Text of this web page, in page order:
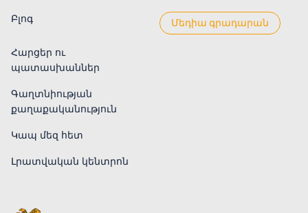
Բլոգ Մեդիա գրադարան
Հարցեր ու
պատասխաններ
Գաղտնիության
քաղաքականություն
Կապ մեզ հետ
Լրատվական կենտրոն